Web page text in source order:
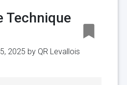
Technique
2025 by QR Levallois